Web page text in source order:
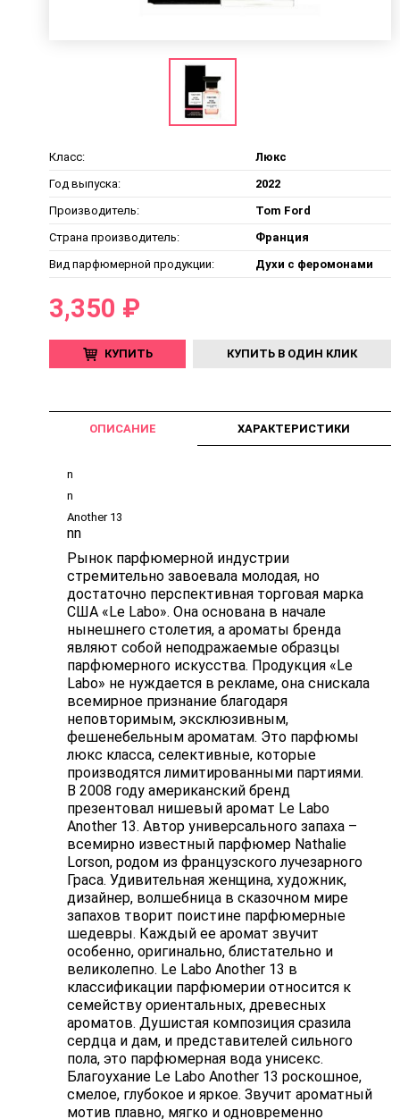
Класс:
Люкс
Год выпуска:
2022
Производитель:
Tom Ford
Страна производитель:
Франция
Вид парфюмерной продукции:
Духи с феромонами
3,350 ₽
КУПИТЬ КУПИТЬ В ОДИН КЛИК
ОПИСАНИЕ ХАРАКТЕРИСТИКИ
n
n
Another 13
nn
Рынок парфюмерной индустрии
стремительно завоевала молодая, но
достаточно перспективная торговая марка
США «Le Labo». Она основана в начале
нынешнего столетия, а ароматы бренда
являют собой неподражаемые образцы
парфюмерного искусства. Продукция «Le
Labo» не нуждается в рекламе, она снискала
всемирное признание благодаря
неповторимым, эксклюзивным,
фешенебельным ароматам. Это парфюмы
люкс класса, селективные, которые
производятся лимитированными партиями.
В 2008 году американский бренд
презентовал нишевый аромат Le Labo
Another 13. Автор универсального запаха –
всемирно известный парфюмер Nathalie
Lorson, родом из французского лучезарного
Граса. Удивительная женщина, художник,
дизайнер, волшебница в сказочном мире
запахов творит поистине парфюмерные
шедевры. Каждый ее аромат звучит
особенно, оригинально, блистательно и
великолепно. Le Labo Another 13 в
классификации парфюмерии относится к
семейству ориентальных, древесных
ароматов. Душистая композиция сразила
сердца и дам, и представителей сильного
пола, это парфюмерная вода унисекс.
Благоухание Le Labo Another 13 роскошное,
смелое, глубокое и яркое. Звучит ароматный
мотив плавно, мягко и одновременно